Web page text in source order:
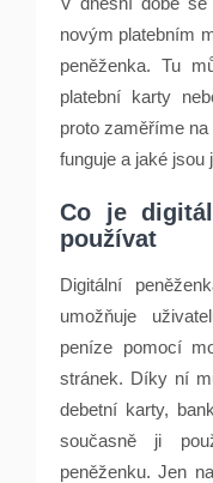
novým platebním
peněženka. Tu
platební karty
proto zaměříme
funguje a jaké jsou
Co je
používat
Digitální
umožňuje
peníze pomocí
stránek. Díky ní
debetní karty,
současně ji
peněženku. Jen